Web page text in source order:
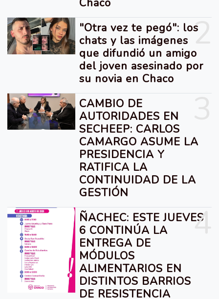
2
"Otra vez te pegó": los
chats y las imágenes
que difundió un amigo
del joven asesinado por
su novia en Chaco
CAMBIO DE
AUTORIDADES EN
SECHEEP: CARLOS
CAMARGO ASUME LA
PRESIDENCIA Y
RATIFICA LA
CONTINUIDAD DE LA
GESTIÓN
4
ÑACHEC: ESTE JUEVES
6 CONTINÚA LA
ENTREGA DE
MÓDULOS
ALIMENTARIOS EN
DISTINTOS BARRIOS
DE RESISTENCIA